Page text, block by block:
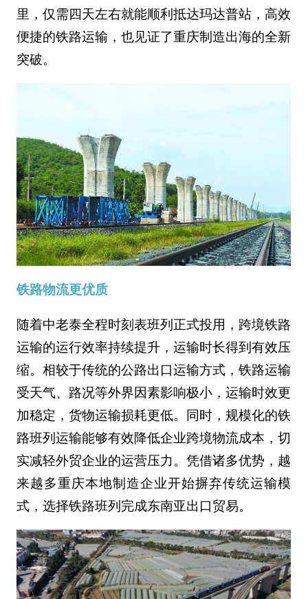
里，仅需四天左右就能顺利抵达玛达普站，高效
便捷的铁路运输，也见证了重庆制造出海的全新
突破。
铁路物流更优质
随着中老泰全程时刻表班列正式投用，跨境铁路
运输的运行效率持续提升，运输时长得到有效压
缩。相较于传统的公路出口运输方式，铁路运输
受天气、路况等外界因素影响极小，运输时效更
加稳定，货物运输损耗更低。同时，规模化的铁
路班列运输能够有效降低企业跨境物流成本，切
实减轻外贸企业的运营压力。凭借诸多优势，越
来越多重庆本地制造企业开始摒弃传统运输模
式，选择铁路班列完成东南亚出口贸易。